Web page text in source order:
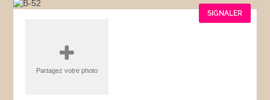
SIGNALER
Partagez votre photo